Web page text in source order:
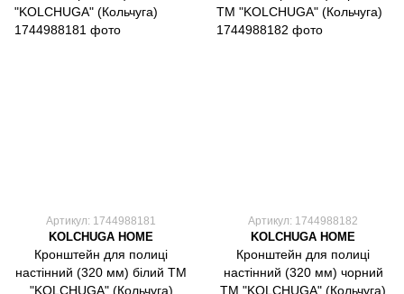
Артикул: 1744988181
KOLCHUGA HOME
Кронштейн для полиці
настінний (320 мм) білий ТМ
"KOLCHUGA" (Кольчуга)
Артикул: 1744988182
KOLCHUGA HOME
Кронштейн для полиці
настінний (320 мм) чорний
ТМ "KOLCHUGA" (Кольчуга)